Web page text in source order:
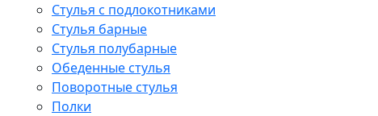
Стулья с подлокотниками
Стулья барные
Стулья полубарные
Обеденные стулья
Поворотные стулья
Полки